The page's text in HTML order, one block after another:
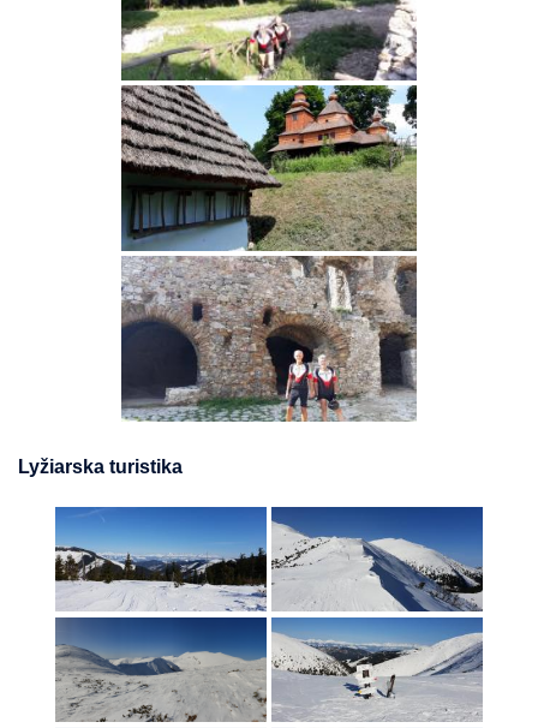
Lyžiarska turistika